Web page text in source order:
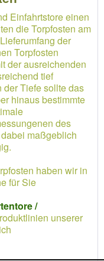
Einfahrtstore einen
die Torpfosten am
der
Torpfosten
der ausreichenden
tief
Tiefe sollte das
hinaus bestimmte
des
maßgeblich
haben wir in
für Sie
/
unserer